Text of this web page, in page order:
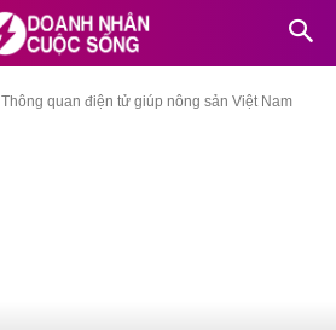
Thông quan điện t‌ử giúp nông sả‌n Việt Nam